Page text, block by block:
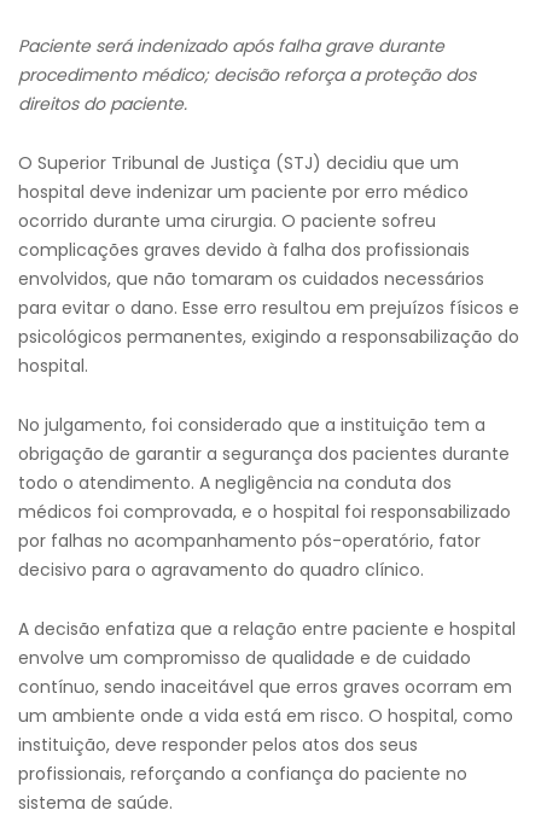
Paciente será indenizado após falha grave durante
procedimento médico; decisão reforça a proteção dos
direitos do paciente.
O Superior Tribunal de Justiça (STJ) decidiu que um
hospital deve indenizar um paciente por erro médico
ocorrido durante uma cirurgia. O paciente sofreu
complicações graves devido à falha dos profissionais
envolvidos, que não tomaram os cuidados necessários
para evitar o dano. Esse erro resultou em prejuízos físicos e
psicológicos permanentes, exigindo a responsabilização do
hospital.
No julgamento, foi considerado que a instituição tem a
obrigação de garantir a segurança dos pacientes durante
todo o atendimento. A negligência na conduta dos
médicos foi comprovada, e o hospital foi responsabilizado
por falhas no acompanhamento pós-operatório, fator
decisivo para o agravamento do quadro clínico.
A decisão enfatiza que a relação entre paciente e hospital
envolve um compromisso de qualidade e de cuidado
contínuo, sendo inaceitável que erros graves ocorram em
um ambiente onde a vida está em risco. O hospital, como
instituição, deve responder pelos atos dos seus
profissionais, reforçando a confiança do paciente no
sistema de saúde.